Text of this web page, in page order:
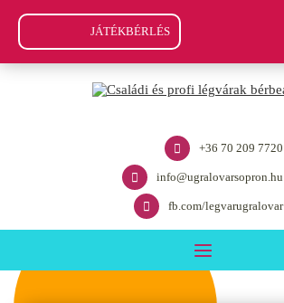
JÁTÉKBÉRLÉS
+36 70 209 7720
info@ugralovarsopron.hu
fb.com/legvarugralovar